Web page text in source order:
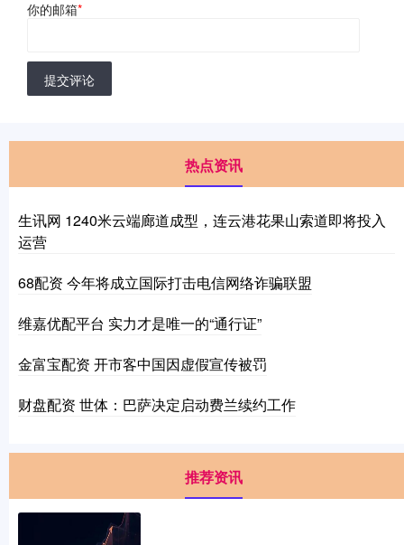
你的邮箱*
提交评论
热点资讯
生讯网 1240米云端廊道成型，连云港花果山索道即将投入
运营
68配资 今年将成立国际打击电信网络诈骗联盟
维嘉优配平台 实力才是唯一的“通行证”
金富宝配资 开市客中国因虚假宣传被罚
财盘配资 世体：巴萨决定启动费兰续约工作
推荐资讯